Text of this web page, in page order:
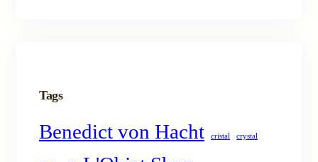
Tags
Benedict von Hacht cristal crystal